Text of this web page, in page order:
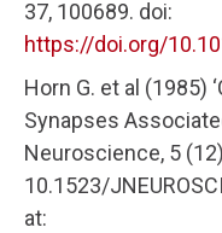
37, 100689. doi:
https://doi.org/
Horn G. et al (1985)
Synapses
Neuroscience, 5
10.1523/
at: